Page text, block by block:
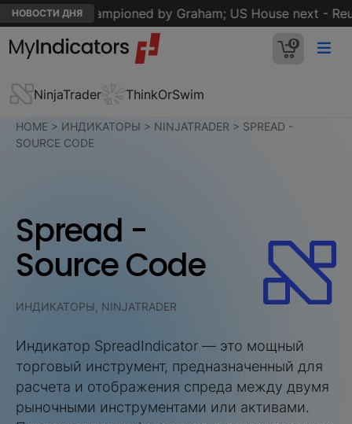
НОВОСТИ ДНЯ
sanctions championed by Graham; US House next -
0
NinjaTrader ThinkOrSwim
HOME > ИНДИКАТОРЫ > NINJATRADER > SPREAD -
SOURCE CODE
Spread -
Source Code
ИНДИКАТОРЫ, NINJATRADER
Индикатор SpreadIndicator — это мощный
торговый инструмент, предназначенный для
расчета и отображения спреда между двумя
рыночными инструментами или активами.